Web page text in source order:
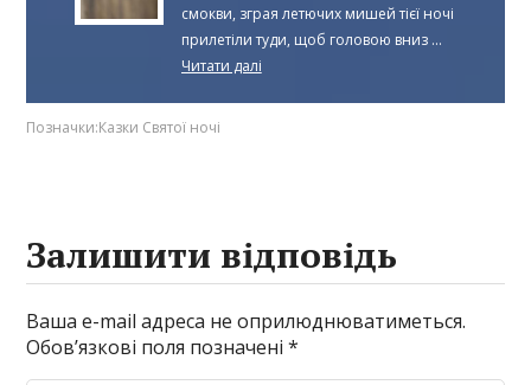
смокви, зграя летючих мишей тієї ночі
прилетіли туди, щоб головою вниз ...
Читати далі
Позначки:Казки Святої ночі
Залишити відповідь
Ваша e-mail адреса не оприлюднюватиметься.
Обов’язкові поля позначені*